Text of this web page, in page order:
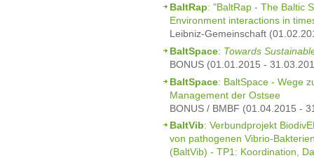
BaltRap: "BaltRap - The Baltic
Environment interactions in
Leibniz-Gemeinschaft
BaltSpace: Towards
BONUS (01.01.2015 -
BaltSpace: BaltSpace - Wege
Management der Ostsee
BONUS / BMBF (01.04.2015 -
BaltVib: Verbundprojekt
von pathogenen Vibrio-
(BaltVib) - TP1: Koordination,